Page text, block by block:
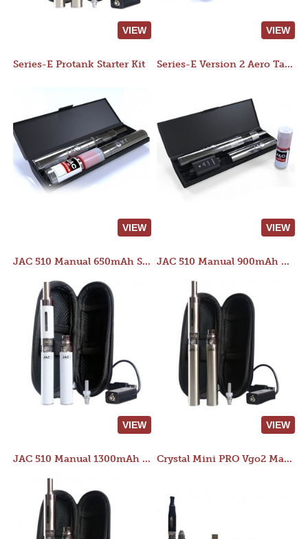
VIEW VIEW
Series-E Protank Starter Kit
VIEW
Series-E Version 2 Aero Tank Starter Kit
VIEW
JAC 510 Manual 650mAh Starter Kit
VIEW
JAC 510 Manual 900mAh Starter Kit
VIEW
JAC 510 Manual 1300mAh Starter Kit Crystal Mini PRO Vgo2 Manual 400mAh Kit